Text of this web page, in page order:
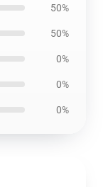
50%
50%
0%
0%
0%